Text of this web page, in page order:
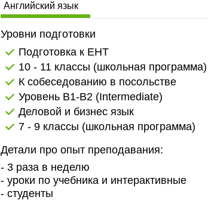
Английский язык
Уровни подготовки
Подготовка к ЕНТ
10 - 11 классы (школьная программа)
К собеседованию в посольстве
Уровень B1-B2 (Intermediate)
Деловой и бизнес язык
7 - 9 классы (школьная программа)
Детали про опыт преподавания:
- 3 раза в неделю
- уроки по учебника и интерактивные
- студенты